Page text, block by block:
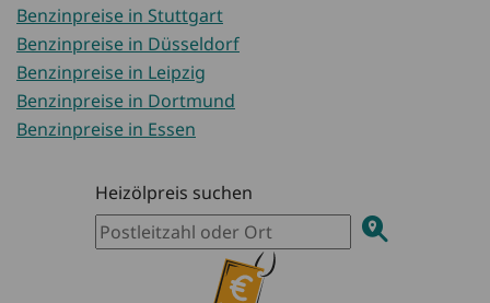
Benzinpreise in Stuttgart
Benzinpreise in Düsseldorf
Benzinpreise in Leipzig
Benzinpreise in Dortmund
Benzinpreise in Essen
Heizölpreis suchen